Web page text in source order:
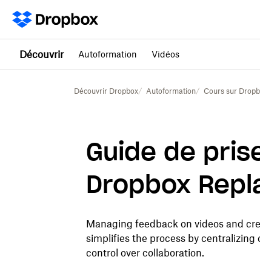
Découvrir Autoformation Vidéos
Découvrir Dropbox Autoformation Cours sur
Guide de
Dropbox
Managing feedback on videos and
simplifies the process by centralizing
control over collaboration.